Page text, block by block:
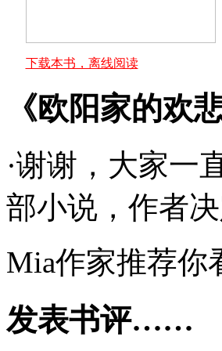
下载本书，离线阅读
《欧阳家的欢
·谢谢，大家一
部小说，作者
Mia作家推荐你
发表书评……